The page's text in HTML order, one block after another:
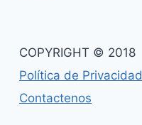
COPYRIGHT © 2018
Política de Privacidad
Contactenos